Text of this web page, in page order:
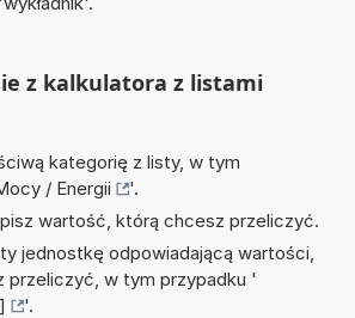
z kalkulatora z listami
kategorię z listy, w tym
/ Energii
'.
wartość, którą chcesz przeliczyć.
jednostkę odpowiadającą wartości,
przeliczyć, w tym przypadku '
'.